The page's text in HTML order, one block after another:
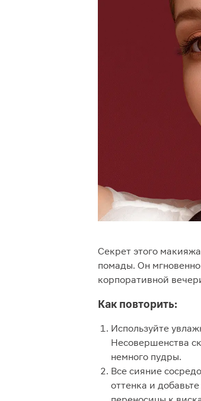
Секрет этого
помады. Он
корпоративной
Как повторить:
Используйте
Несовершенства
немного пудры.
Все сияние
оттенка и